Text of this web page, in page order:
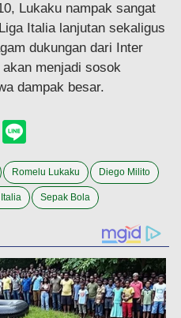
Lukaku nampak sangat
Italia lanjutan sekaligus
dukungan dari Inter
menjadi sosok
dampak besar.
Romelu Lukaku Diego Milito
Sepak Bola